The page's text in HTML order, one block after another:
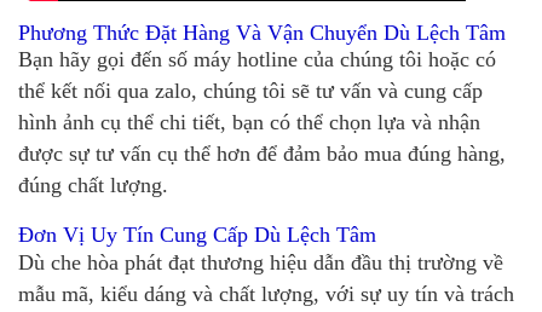
Phương Thức Đặt Hàng Và Vận Chuyển Dù Lệch Tâm
Bạn hãy gọi đến số máy hotline của chúng tôi hoặc có
thể kết nối qua zalo, chúng tôi sẽ tư vấn và cung cấp
hình ảnh cụ thể chi tiết, bạn có thể chọn lựa và nhận
được sự tư vấn cụ thể hơn để đảm bảo mua đúng hàng,
đúng chất lượng.
Đơn Vị Uy Tín Cung Cấp Dù Lệch Tâm
Dù che hòa phát đạt thương hiệu dẫn đầu thị trường về
mẫu mã, kiểu dáng và chất lượng, với sự uy tín và trách